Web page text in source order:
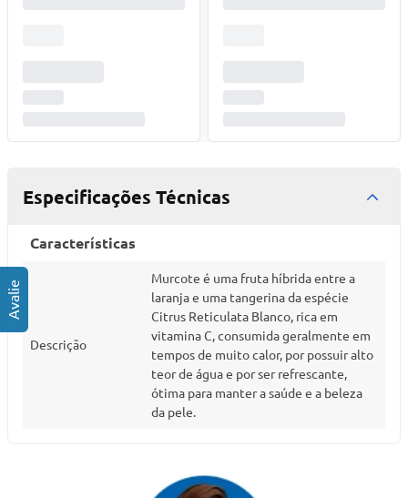
Especificações Técnicas
Características
Descrição
Murcote é uma fruta híbrida entre a
laranja e uma tangerina da espécie
Citrus Reticulata Blanco, rica em
vitamina C, consumida geralmente em
tempos de muito calor, por possuir alto
teor de água e por ser refrescante,
ótima para manter a saúde e a beleza
da pele.